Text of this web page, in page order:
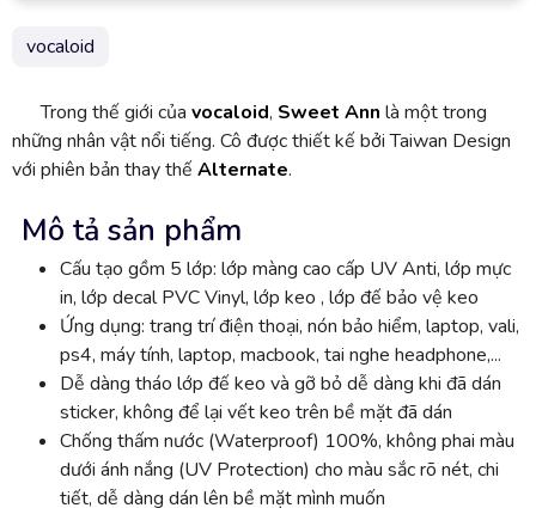
vocaloid
Trong thế giới của vocaloid, Sweet Ann là một trong
những nhân vật nổi tiếng. Cô được thiết kế bởi Taiwan Design
với phiên bản thay thếAlternate.
Mô tả sản phẩm
Cấu tạo gồm 5 lớp: lớp màng cao cấp UV Anti, lớp mực
in, lớp decal PVC Vinyl, lớp keo , lớp đế bảo vệ keo
Ứng dụng: trang trí điện thoại, nón bảo hiểm, laptop, vali,
ps4, máy tính, laptop, macbook, tai nghe headphone,...
Dễ dàng tháo lớp đế keo và gỡ bỏ dễ dàng khi đã dán
sticker, không để lại vết keo trên bề mặt đã dán
Chống thấm nước (Waterproof) 100%, không phai màu
dưới ánh nắng (UV Protection) cho màu sắc rõ nét, chi
tiết, dễ dàng dán lên bề mặt mình muốn